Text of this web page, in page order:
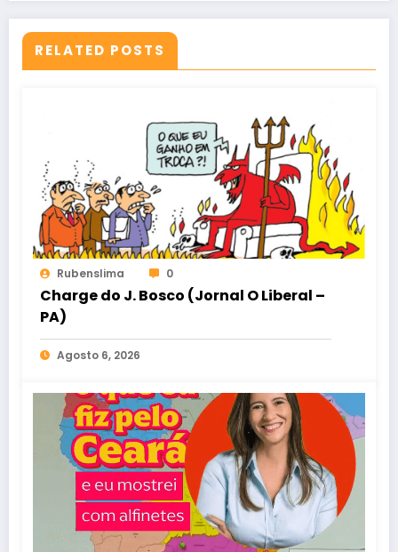
RELATED POSTS
Rubenslima 0
Charge do J. Bosco (Jornal O Liberal –
PA)
Agosto 6, 2026